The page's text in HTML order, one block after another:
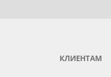
КЛИЕНТАМ